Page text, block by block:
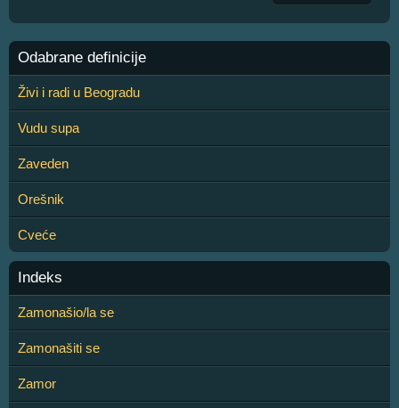
Odabrane definicije
Živi i radi u Beogradu
Vudu supa
Zaveden
Orešnik
Cveće
Indeks
Zamonašio/la se
Zamonašiti se
Zamor